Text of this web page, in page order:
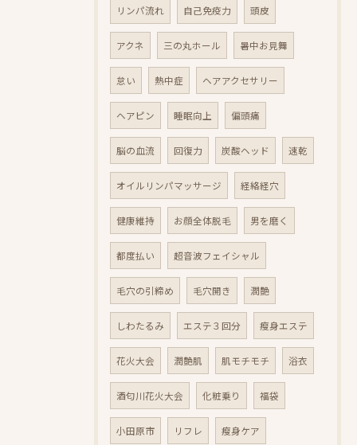
リンパ流れ 自己免疫力 頭皮
アクネ 三の丸ホール 暑中お見舞
怠い 熱中症 ヘアアクセサリー
ヘアピン 睡眠向上 偏頭痛
脳の血流 回復力 炭酸ヘッド 速乾
オイルリンパマッサージ 経絡経穴
健康維持 お顔全体脱毛 男を磨く
都度払い 超音波フェイシャル
毛穴の引締め 毛穴開き 潤艶
しわたるみ エステ３回分 瘦身エステ
花火大会 潤艶肌 肌モチモチ 浴衣
酒匂川花火大会 化粧乗り 福袋
小田原市 リフレ 瘦身ケア